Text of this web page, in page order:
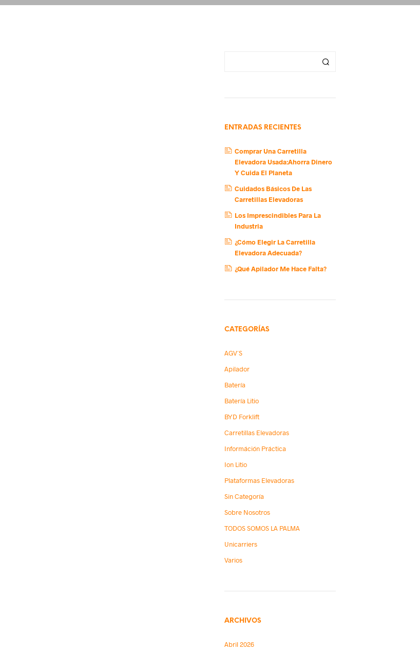
ENTRADAS RECIENTES
Comprar Una Carretilla
Elevadora Usada:Ahorra Dinero
Y Cuida El Planeta
Cuidados Básicos De Las
Carretillas Elevadoras
Los Imprescindibles Para La
Industria
¿Cómo Elegir La Carretilla
Elevadora Adecuada?
¿Qué Apilador Me Hace Falta?
CATEGORÍAS
AGV´s
Apilador
Batería
Batería Litio
BYD Forklift
Carretillas Elevadoras
Információn Práctica
Ion Litio
Plataformas Elevadoras
Sin Categoría
Sobre Nosotros
TODOS SOMOS LA PALMA
Unicarriers
Varios
ARCHIVOS
Abril 2026